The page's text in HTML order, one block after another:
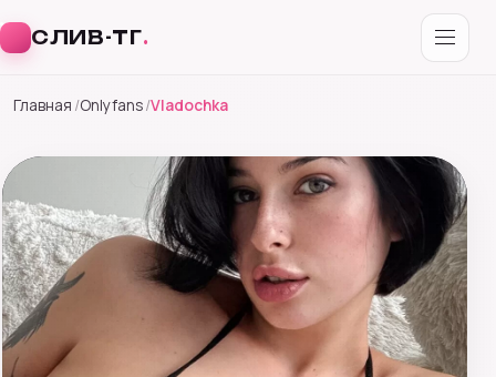
СЛИВ-ТГ.
Главная Onlyfans Vladochka